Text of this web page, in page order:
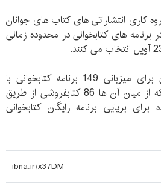
عضو گروه کاری انتشاراتی های کتاب های جوانان
برنامه های کتابخوانی در محدوده زمانی
در مجموع 140 کتابفروشی برای میزبانی 149 برنامه کتابخوانی با
یکدیگر به رقابت پرداختند که از میان آن ها 86 کتابفروشی از طریق
برپایی برنامه رایگان کتابخوانی